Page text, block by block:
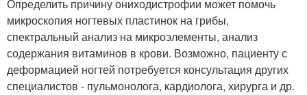
Определить причину ониходистрофии может помочь
микроскопия ногтевых пластинок на грибы,
спектральный анализ на микроэлементы, анализ
содержания витаминов в крови. Возможно, пациенту с
деформацией ногтей потребуется консультация других
специалистов - пульмонолога, кардиолога, хирурга и др.